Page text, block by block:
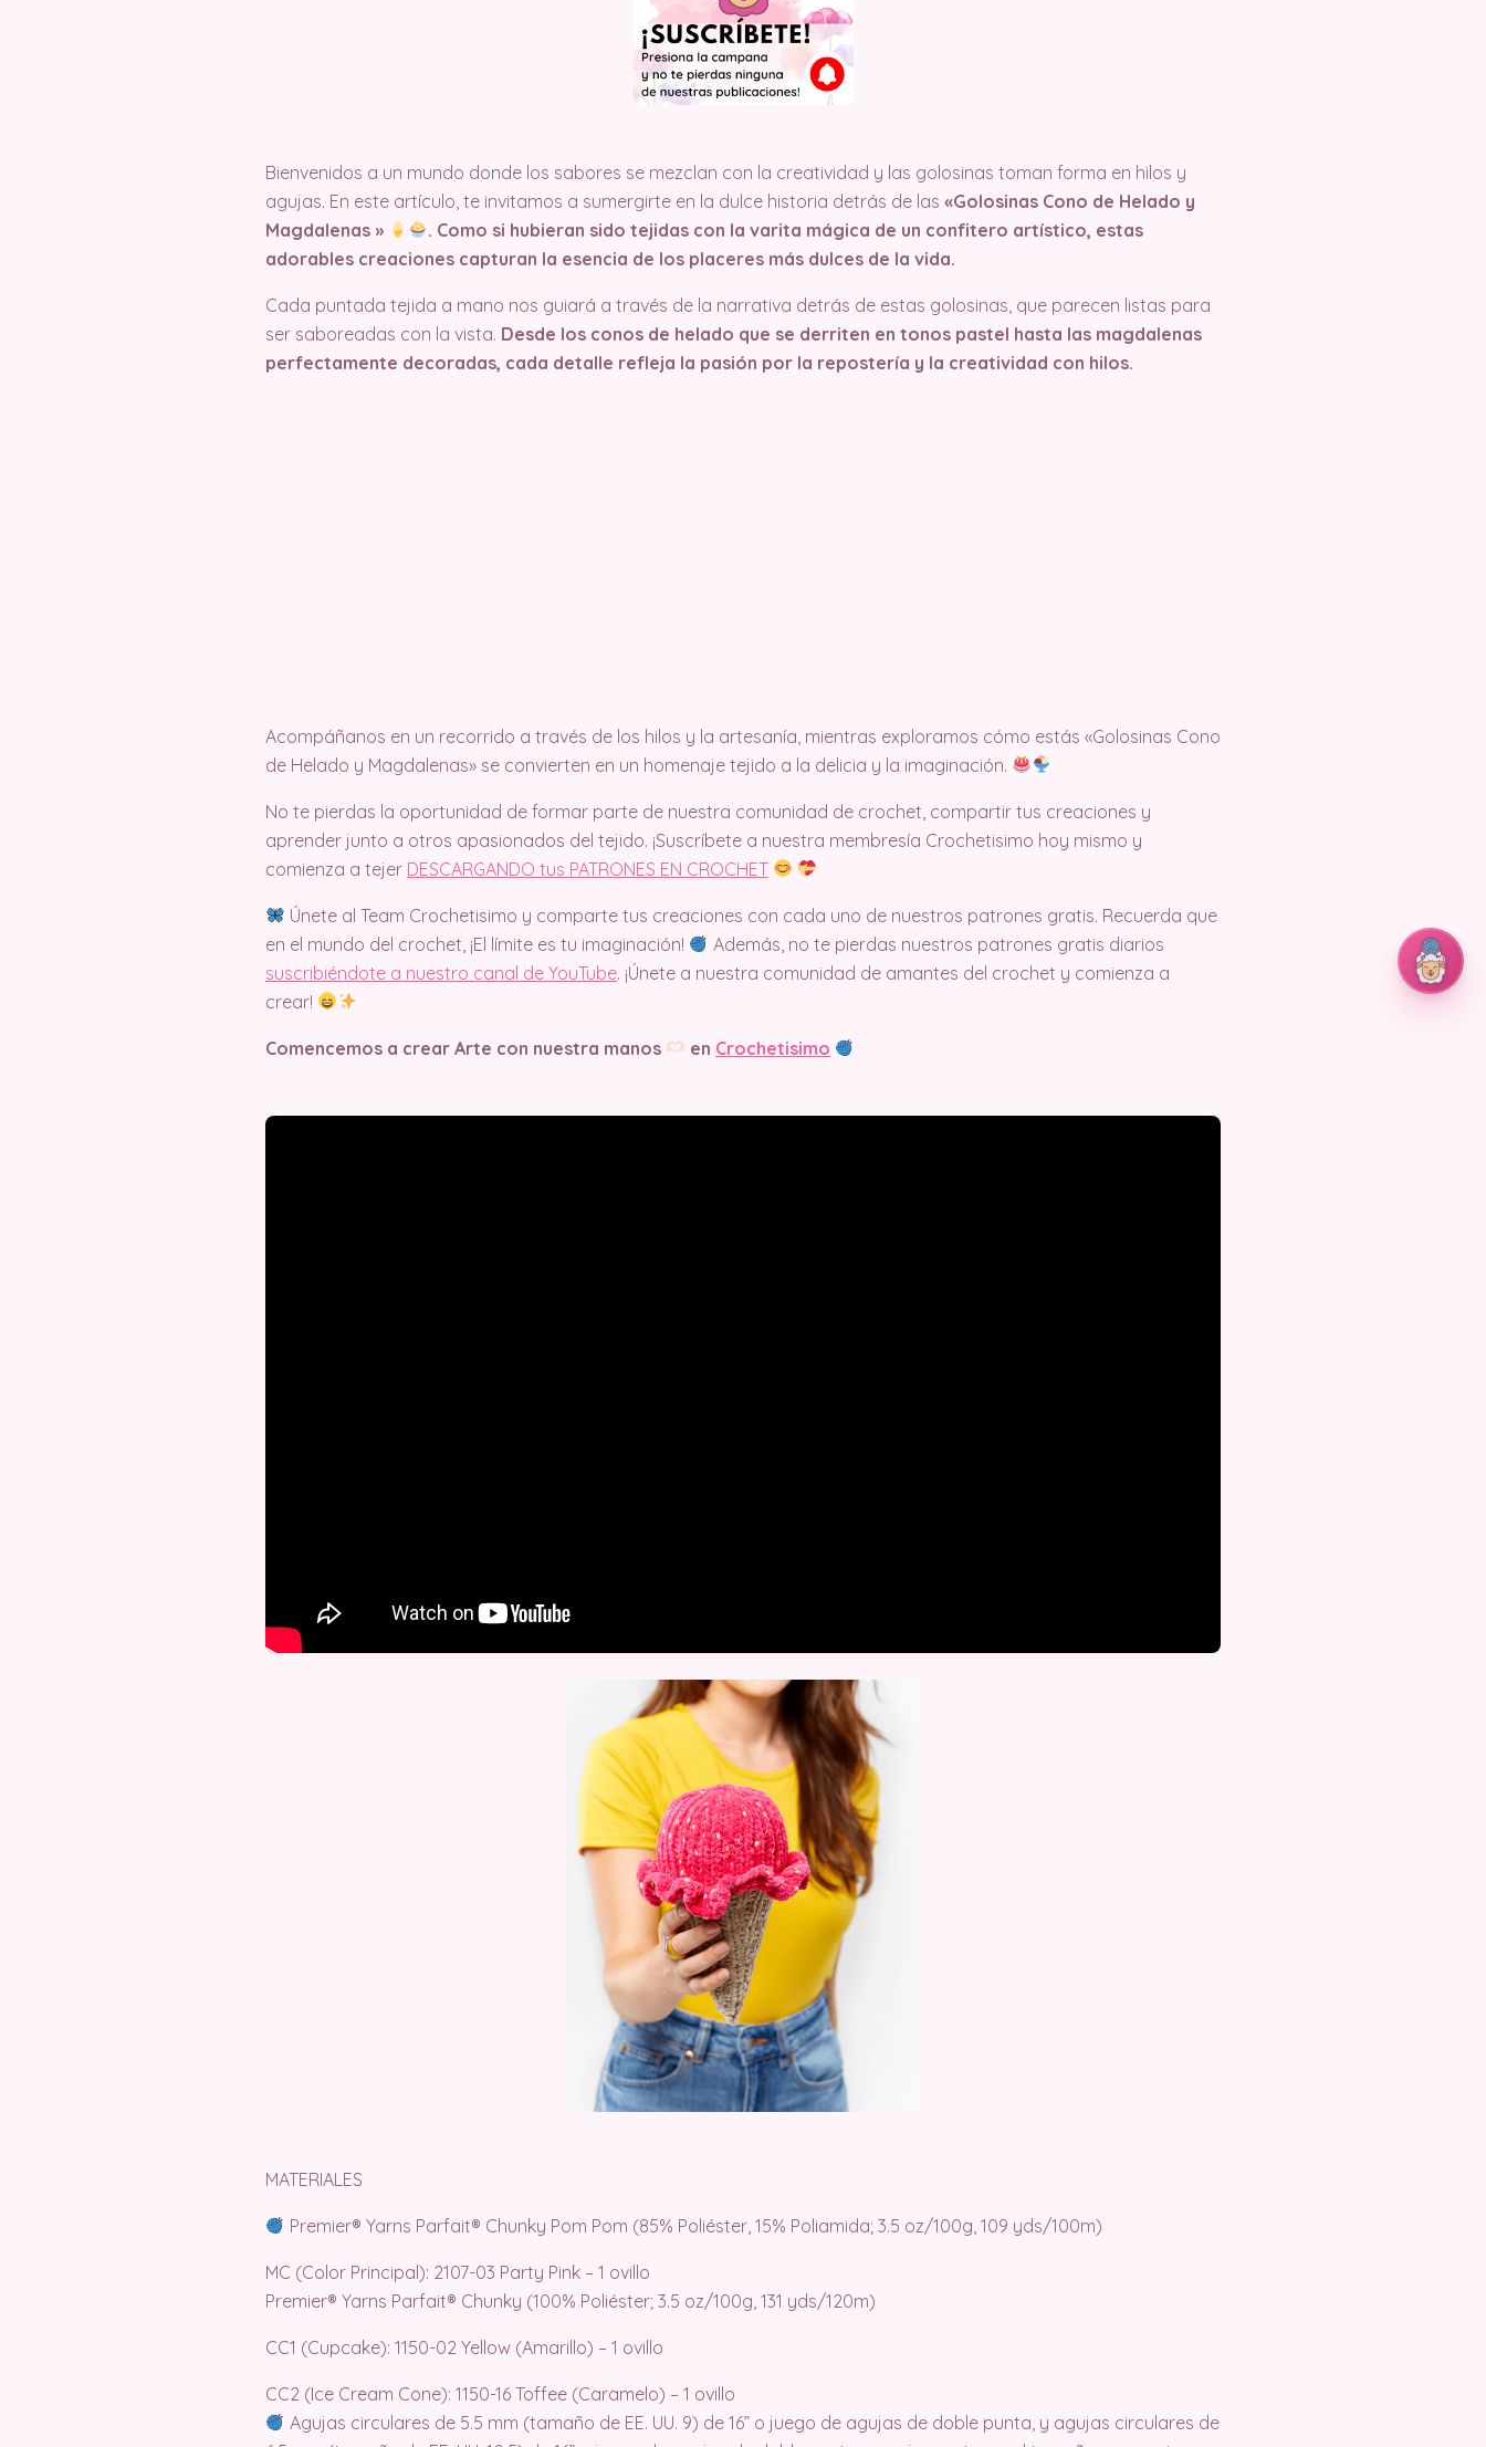
Bienvenidos a un mundo donde los sabores se mezclan con la creatividad y las golosinas toman forma en hilos y
agujas. En este artículo, te invitamos a sumergirte en la dulce historia detrás de las «Golosinas Cono de Helado y
Magdalenas »
. Como si hubieran sido tejidas con la varita mágica de un confitero artístico, estas
adorables creaciones capturan la esencia de los placeres más dulces de la vida.
Cada puntada tejida a mano nos guiará a través de la narrativa detrás de estas golosinas, que parecen listas para
ser saboreadas con la vista. Desde los conos de helado que se derriten en tonos pastel hasta las magdalenas
perfectamente decoradas, cada detalle refleja la pasión por la repostería y la creatividad con hilos.
Acompáñanos en un recorrido a través de los hilos y la artesanía, mientras exploramos cómo estás «Golosinas Cono
de Helado y Magdalenas» se convierten en un homenaje tejido a la delicia y la imaginación.
No te pierdas la oportunidad de formar parte de nuestra comunidad de crochet, compartir tus creaciones y
aprender junto a otros apasionados del tejido. ¡Suscríbete a nuestra membresía Crochetisimo hoy mismo y
comienza a tejer DESCARGANDO tus PATRONES EN CROCHET
Únete al Team Crochetisimo y comparte tus creaciones con cada uno de nuestros patrones gratis. Recuerda que
en el mundo del crochet, ¡El límite es tu imaginación!
Además, no te pierdas nuestros patrones gratis diarios
suscribiéndote a nuestro canal de YouTube. ¡Únete a nuestra comunidad de amantes del crochet y comienza a
crear!
Comencemos a crear Arte con nuestra manos en Crochetisimo
MATERIALES
Premier® Yarns Parfait® Chunky Pom Pom (85% Poliéster, 15% Poliamida; 3.5 oz/100g, 109 yds/100m)
MC (Color Principal): 2107-03 Party Pink – 1 ovillo
Premier® Yarns Parfait® Chunky (100% Poliéster; 3.5 oz/100g, 131 yds/120m)
CC1 (Cupcake): 1150-02 Yellow (Amarillo) – 1 ovillo
CC2 (Ice Cream Cone): 1150-16 Toffee (Caramelo) – 1 ovillo
Agujas circulares de 5.5 mm (tamaño de EE. UU. 9) de 16” o juego de agujas de doble punta, y agujas circulares de